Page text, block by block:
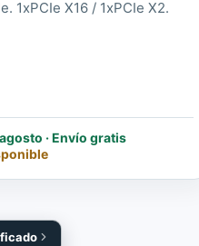
1xPCIe X16 / 1xPCIe X2.
· Envío gratis